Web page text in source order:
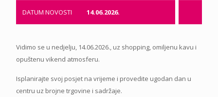
DATUM NOVOSTI 14.06.2026.
Vidimo se u nedjelju, 14.06.2026., uz shopping, omiljenu kavu i
opuštenu vikend atmosferu.
Isplanirajte svoj posjet na vrijeme i provedite ugodan dan u
centru uz brojne trgovine i sadržaje.